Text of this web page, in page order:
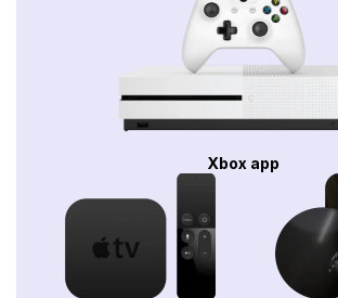
Xbox app